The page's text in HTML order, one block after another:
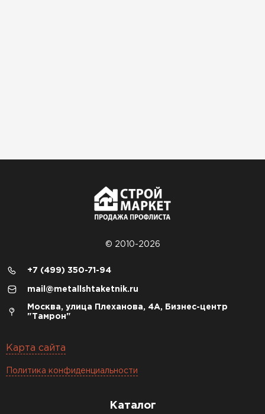
© 2010-2026
+7 (499) 350-71-94
mail@metallshtaketnik.ru
Москва, улица Плеханова, 4А, Бизнес-центр
"Тамрон"
Карта сайта
Политика конфиденциальности
Каталог